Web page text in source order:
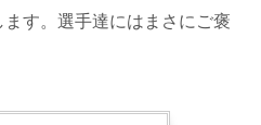
す。選手達にはまさにご褒